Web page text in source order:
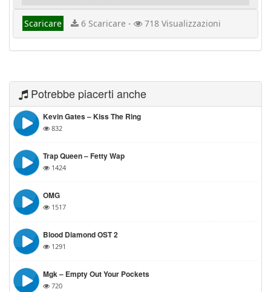
Scaricare 6 Scaricare - 718 Visualizzazioni
Potrebbe piacerti anche
Kevin Gates – Kiss The Ring
832
Trap Queen – Fetty Wap
1424
OMG
1517
Blood Diamond OST 2
1291
Mgk – Empty Out Your Pockets
720